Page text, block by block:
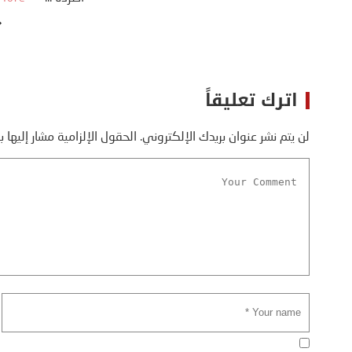
اترك تعليقاً
لن يتم نشر عنوان بريدك الإلكتروني. الحقول الإلزامية مشار إليها